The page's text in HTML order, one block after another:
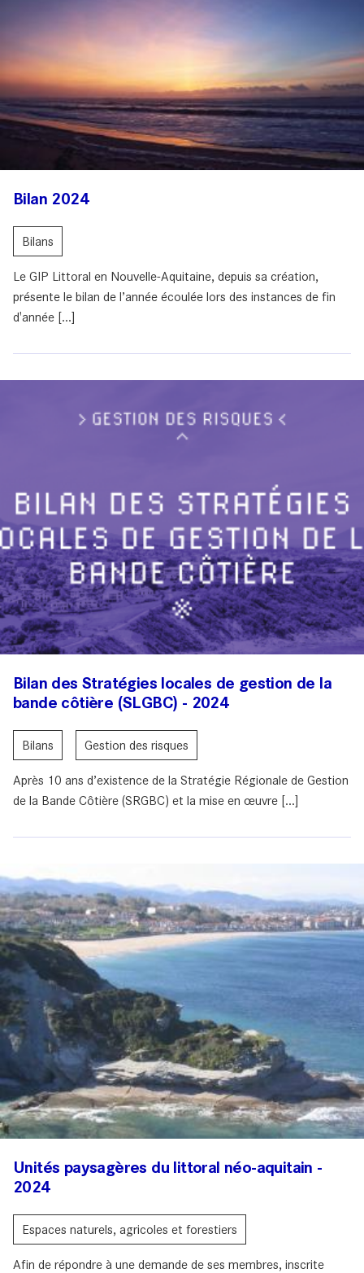
Bilan 2024
Bilans
Le GIP Littoral en Nouvelle-Aquitaine, depuis sa création,
présente le bilan de l’année écoulée lors des instances de fin
d'année [...]
Bilan des Stratégies locales de gestion de la
bande côtière (SLGBC) - 2024
Bilans Gestion des risques
Après 10 ans d’existence de la Stratégie Régionale de Gestion
de la Bande Côtière (SRGBC) et la mise en œuvre [...]
Unités paysagères du littoral néo-aquitain -
2024
Espaces naturels, agricoles et forestiers
Afin de répondre à une demande de ses membres, inscrite